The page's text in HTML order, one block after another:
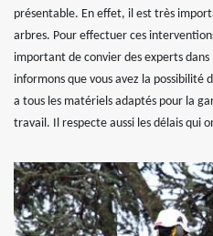
présentable. En effet, il est très
arbres. Pour effectuer ces
important de convier des experts dans
informons que vous avez la possibilité
a tous les matériels adaptés pour la
travail. Il respecte aussi les délais qui